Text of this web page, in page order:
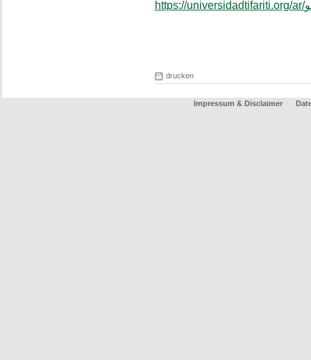
drucken
Impressum & Disclaimer